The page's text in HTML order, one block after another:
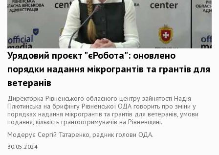
Урядовий проєкт "єРобота": оновлено
порядки надання мікрогрантів та грантів для
ветеранів
Директорка Рівненського обласного центру зайнятості Надія
Плютинська на брифінгу Рівненської ОДА говорить про зміни у
порядках надання мікрогрантів та грантів для ветеранів, умови
подання, кількість грантоотримувачів на Рівненщині.
Модерує Сергій Татаренко, радник голови ОДА.
30.05.2024